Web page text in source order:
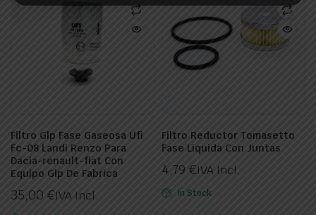
Filtro Glp Fase Gaseosa Ufi
Fc-08 Landi Renzo Para
Dacia-renault-fiat Con
Equipo Glp De Fabrica
35,00 €IVA Incl.
Filtro Reductor Tomasetto
Fase Liquida Con Juntas
4,79 €IVA Incl.
In Stock